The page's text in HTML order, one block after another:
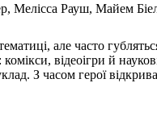
Рауш, Майем
але часто
відеоігри й
З часом герої